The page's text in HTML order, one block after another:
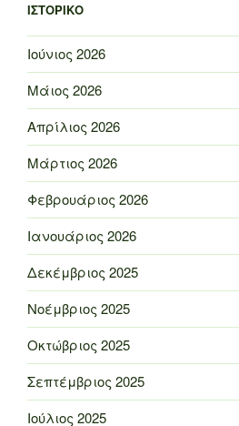
ΙΣΤΟΡΙΚΌ
Ιούνιος 2026
Μάιος 2026
Απρίλιος 2026
Μάρτιος 2026
Φεβρουάριος 2026
Ιανουάριος 2026
Δεκέμβριος 2025
Νοέμβριος 2025
Οκτώβριος 2025
Σεπτέμβριος 2025
Ιούλιος 2025